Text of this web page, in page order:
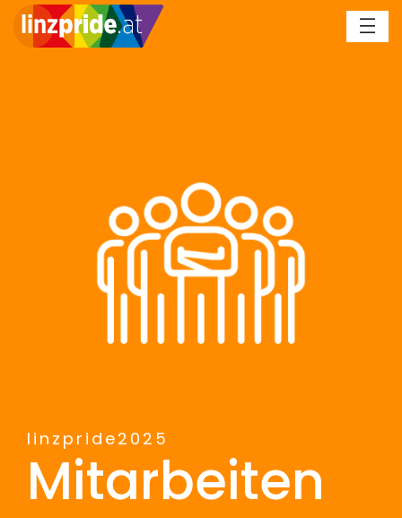
linzpride2025
Mitarbeiten